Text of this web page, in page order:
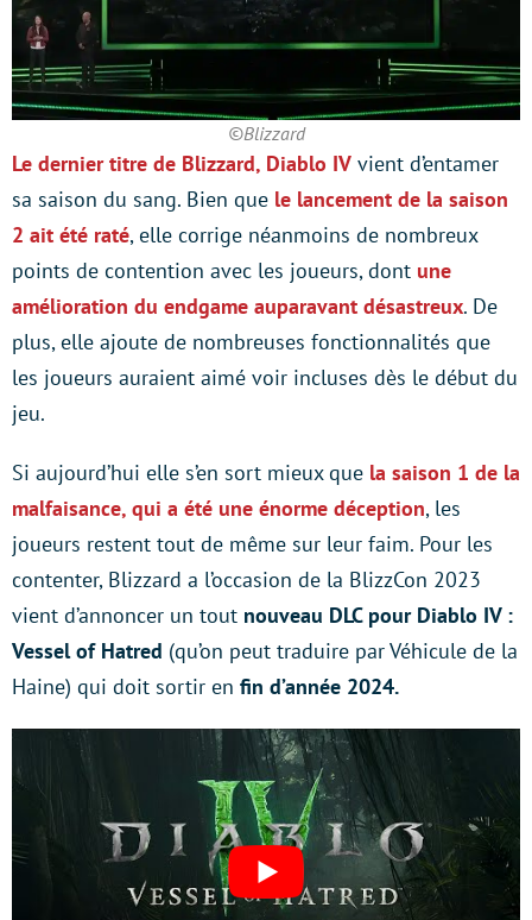
©Blizzard
Le dernier titre de Blizzard, Diablo IV vient d’entamer
sa saison du sang. Bien que le lancement de la saison
2 ait été raté, elle corrige néanmoins de nombreux
points de contention avec les joueurs, dont une
amélioration du endgame auparavant désastreux. De
plus, elle ajoute de nombreuses fonctionnalités que
les joueurs auraient aimé voir incluses dès le début du
jeu.
Si aujourd’hui elle s’en sort mieux que la saison 1 de la
malfaisance, qui a été une énorme déception, les
joueurs restent tout de même sur leur faim. Pour les
contenter, Blizzard a l’occasion de la BlizzCon 2023
vient d’annoncer un tout nouveau DLC pour Diablo IV :
Vessel of Hatred (qu’on peut traduire par Véhicule de la
Haine) qui doit sortir en fin d’année 2024.